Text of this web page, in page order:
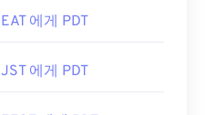
EAT 에게 PDT
JST 에게 PDT